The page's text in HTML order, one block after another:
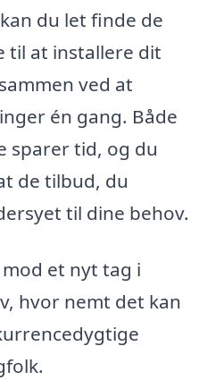
du let finde de
til at installere dit
ved at
én gang. Både
sparer tid, og du
de tilbud, du
til dine behov.
et nyt tag i
hvor nemt det kan